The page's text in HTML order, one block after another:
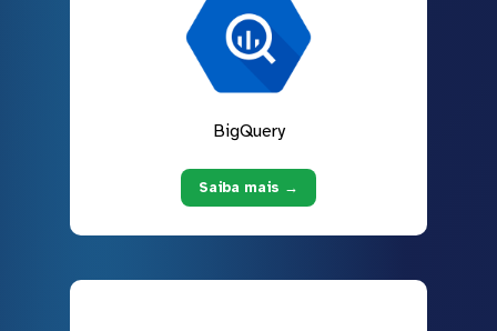
BigQuery
Saiba mais →